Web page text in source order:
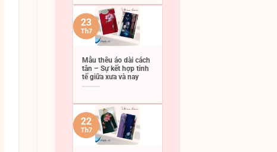
Mẫu thêu áo dài cách
tân – Sự kết hợp tinh
tế giữa xưa và nay
23
Th7
22
Th7